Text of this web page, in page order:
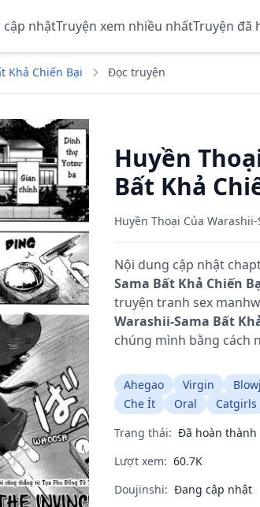
cập nhậtTruyện xem nhiều nhấtTruyện đã
Khả Chiến Bại Đọc truyện
Huyền
Bất Khả
Huyền Thoại Của
Nội dung cập nhật
Sama Bất Khả Chiến
truyện tranh sex
Warashii-Sama Bất
chúng mình bằng cách
Ahegao Virgin
Che Ít
Oral
Catgirls
Trạng thái: Đã hoàn thành
Lượt xem: 60.7K
Doujinshi: Đang cập nhật